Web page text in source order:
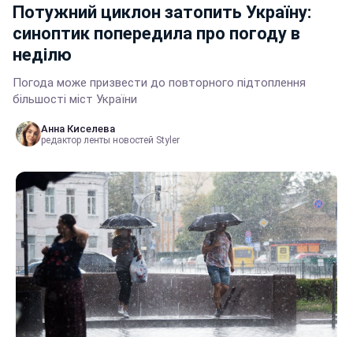
Потужний циклон затопить Україну:
синоптик попередила про погоду в
неділю
Погода може призвести до повторного підтоплення
більшості міст України
Анна Киселева
редактор ленты новостей Styler